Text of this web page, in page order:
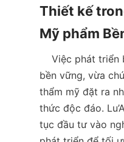
Thiết kế
bền vững, vừa
thẩm mỹ đặt ra
thức độc đáo.
tục đầu tư vào